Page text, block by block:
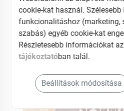
EAN: 4006040293811
cookie-kat használ. Szélesebb
funkcionalitáshoz (marketing,
szabás) egyéb cookie-kat
Részletesebb információkat
tájékoztatóban talál.
Beállítások módosítása